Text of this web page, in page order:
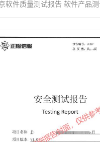
软件质量测试报告 软件产品